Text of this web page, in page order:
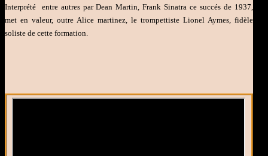
Interprété entre autres par Dean Martin, Frank Sinatra ce succés de 1937,
met en valeur, outre Alice martinez, le trompettiste Lionel Aymes, fidèle
soliste de cette formation.